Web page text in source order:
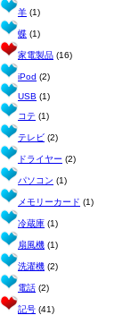
羊 (1)
蝶 (1)
家電製品 (16)
iPod (2)
USB (1)
コテ (1)
テレビ (2)
ドライヤー (2)
パソコン (1)
メモリーカード (1)
冷蔵庫 (1)
扇風機 (1)
洗濯機 (2)
電話 (2)
記号 (41)